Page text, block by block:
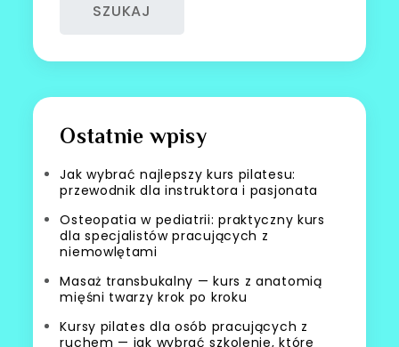
SZUKAJ
Ostatnie wpisy
Jak wybrać najlepszy kurs pilatesu:
przewodnik dla instruktora i pasjonata
Osteopatia w pediatrii: praktyczny kurs
dla specjalistów pracujących z
niemowlętami
Masaż transbukalny — kurs z anatomią
mięśni twarzy krok po kroku
Kursy pilates dla osób pracujących z
ruchem — jak wybrać szkolenie, które